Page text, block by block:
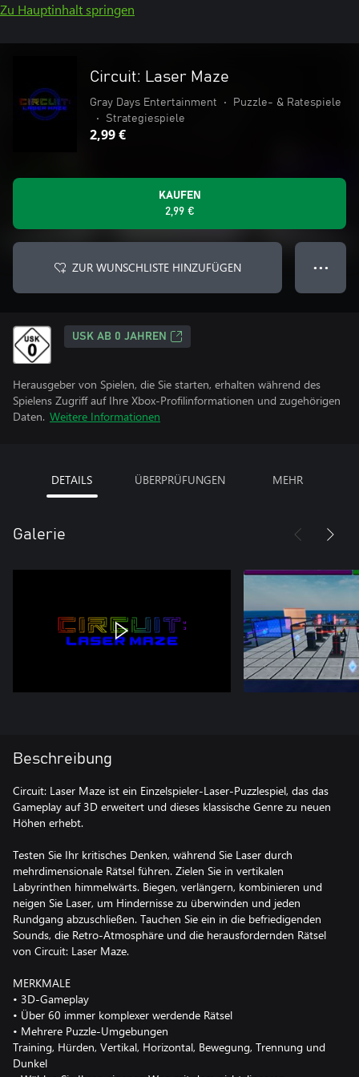
Zu Hauptinhalt springen
Circuit: Laser Maze
Gray Days Entertainment •
Puzzle- & Ratespiele
•
Strategiespiele
2,99 €
KAUFEN
2,99 €
ZUR WUNSCHLISTE HINZUFÜGEN ● ● ●
USK AB 0 JAHREN
Herausgeber von Spielen, die Sie starten, erhalten während des
Spielens Zugriff auf Ihre Xbox-Profilinformationen und zugehörigen
Daten. Weitere Informationen
DETAILS ÜBERPRÜFUNGEN MEHR
Galerie
Beschreibung
Circuit: Laser Maze ist ein Einzelspieler-Laser-Puzzlespiel, das das
Gameplay auf 3D erweitert und dieses klassische Genre zu neuen
Höhen erhebt.
Testen Sie Ihr kritisches Denken, während Sie Laser durch
mehrdimensionale Rätsel führen. Zielen Sie in vertikalen
Labyrinthen himmelwärts. Biegen, verlängern, kombinieren und
neigen Sie Laser, um Hindernisse zu überwinden und jeden
Rundgang abzuschließen. Tauchen Sie ein in die befriedigenden
Sounds, die Retro-Atmosphäre und die herausfordernden Rätsel
von Circuit: Laser Maze.
MERKMALE
• 3D-Gameplay
• Über 60 immer komplexer werdende Rätsel
• Mehrere Puzzle-Umgebungen
Training, Hürden, Vertikal, Horizontal, Bewegung, Trennung und
Dunkel